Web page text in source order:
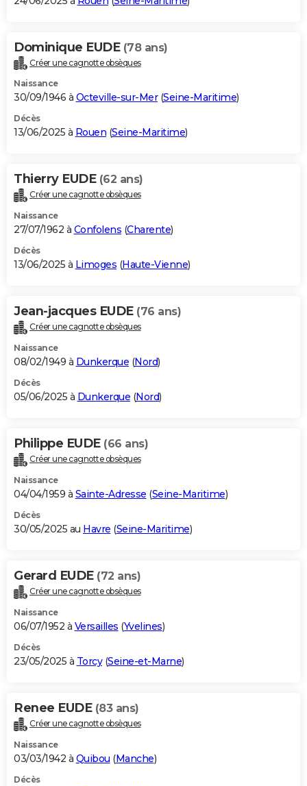
Dominique EUDE (78 ans)
Créer une cagnotte obsèques
Naissance
30/09/1946 à Octeville-sur-Mer(Seine-Maritime)
Décès
13/06/2025 à Rouen (Seine-Maritime)
Thierry EUDE (62 ans)
Créer une cagnotte obsèques
Naissance
27/07/1962 à Confolens (Charente)
Décès
13/06/2025 à Limoges (Haute-Vienne)
Jean-jacques EUDE (76 ans)
Créer une cagnotte obsèques
Naissance
08/02/1949 à Dunkerque (Nord)
Décès
05/06/2025 à Dunkerque (Nord)
Philippe EUDE (66 ans)
Créer une cagnotte obsèques
Naissance
04/04/1959 à Sainte-Adresse (Seine-Maritime)
Décès
30/05/2025 au Havre (Seine-Maritime)
Gerard EUDE (72 ans)
Créer une cagnotte obsèques
Naissance
06/07/1952 à Versailles (Yvelines)
Décès
23/05/2025 à Torcy(Seine-et-Marne)
Renee EUDE (83 ans)
Créer une cagnotte obsèques
Naissance
03/03/1942 à Quibou (Manche)
Décès